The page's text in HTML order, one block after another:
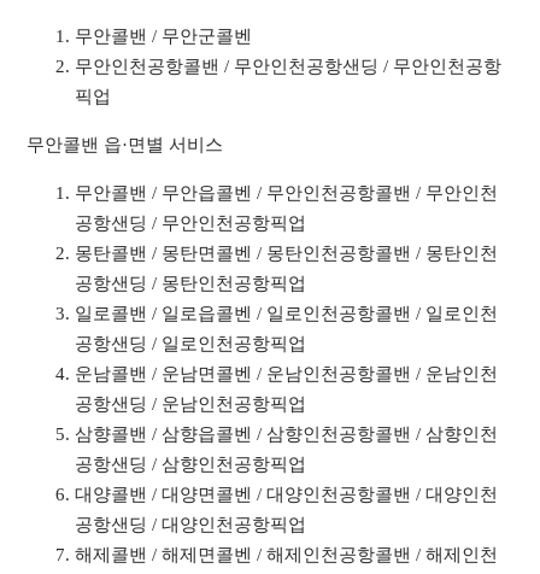
무안콜밴 / 무안군콜벤
무안인천공항콜밴 / 무안인천공항샌딩 / 무안인천공항
픽업
무안콜밴 읍·면별 서비스
무안콜밴 / 무안읍콜벤 / 무안인천공항콜밴 / 무안인천
공항샌딩 / 무안인천공항픽업
몽탄콜밴 / 몽탄면콜벤 / 몽탄인천공항콜밴 / 몽탄인천
공항샌딩 / 몽탄인천공항픽업
일로콜밴 / 일로읍콜벤 / 일로인천공항콜밴 / 일로인천
공항샌딩 / 일로인천공항픽업
운남콜밴 / 운남면콜벤 / 운남인천공항콜밴 / 운남인천
공항샌딩 / 운남인천공항픽업
삼향콜밴 / 삼향읍콜벤 / 삼향인천공항콜밴 / 삼향인천
공항샌딩 / 삼향인천공항픽업
대양콜밴 / 대양면콜벤 / 대양인천공항콜밴 / 대양인천
공항샌딩 / 대양인천공항픽업
해제콜밴 / 해제면콜벤 / 해제인천공항콜밴 / 해제인천